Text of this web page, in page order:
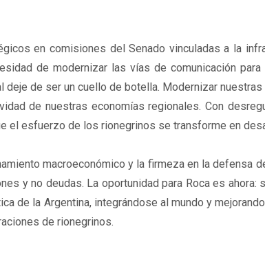
en comisiones del Senado vinculadas a la
de modernizar las vías de comunicación
deje de ser un cuello de botella. Modernizar
de nuestras economías regionales. Con
el esfuerzo de los rionegrinos se transforme en
macroeconómico y la firmeza en la defensa
y no deudas. La oportunidad para Roca es
de la Argentina, integrándose al mundo y
de rionegrinos.